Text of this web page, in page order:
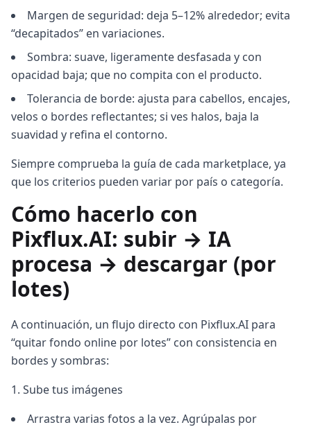
Margen de seguridad: deja 5–12% alrededor; evita
“decapitados” en variaciones.
Sombra: suave, ligeramente desfasada y con
opacidad baja; que no compita con el producto.
Tolerancia de borde: ajusta para cabellos, encajes,
velos o bordes reflectantes; si ves halos, baja la
suavidad y refina el contorno.
Siempre comprueba la guía de cada marketplace, ya
que los criterios pueden variar por país o categoría.
Cómo hacerlo con
Pixflux.AI: subir → IA
procesa → descargar (por
lotes)
A continuación, un flujo directo con Pixflux.AI para
“quitar fondo online por lotes” con consistencia en
bordes y sombras:
Sube tus imágenes
Arrastra varias fotos a la vez. Agrúpalas por